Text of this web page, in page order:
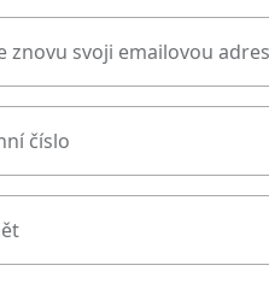
znovu svoji emailovou
číslo